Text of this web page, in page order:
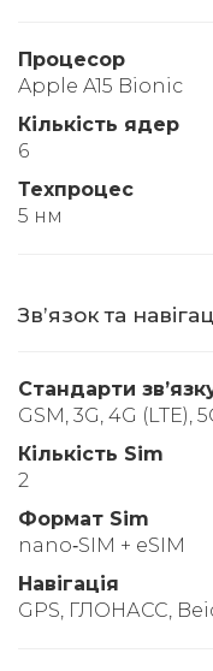
Процесор
Apple A15 Bionic
Кількість ядер
6
Техпроцес
5 нм
Звʼязок та
Стандарти
GSM, 3G, 4G (LTE),
Кількість Sim
2
Формат Sim
nano‑SIM + eSIM
Навігація
GPS, ГЛОНАСС,